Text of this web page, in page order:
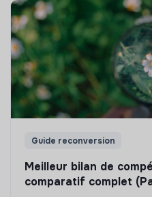
Guide reconversion
Meilleur bilan de
comparatif complet